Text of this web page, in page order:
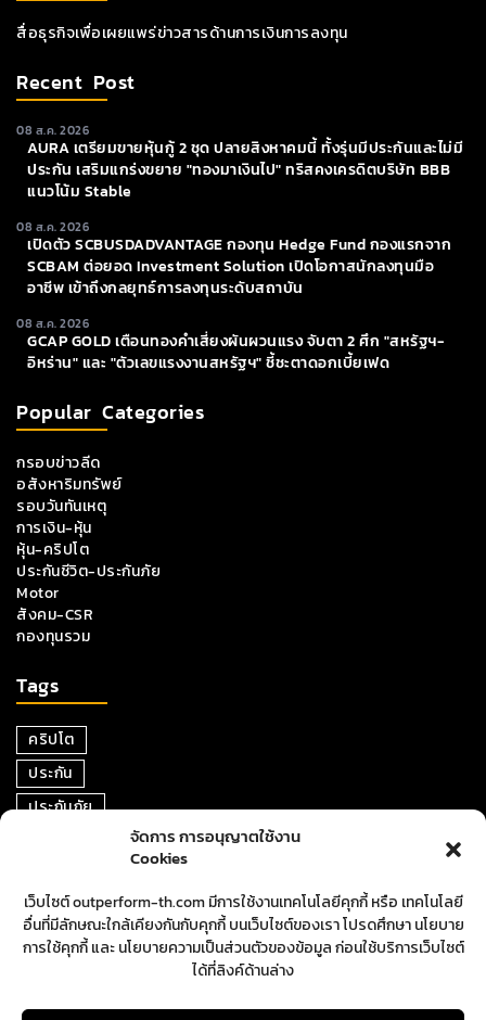
จัดการ การอนุญาตใช้งาน
Cookies
เว็บไซต์ outperform-th.com มีการใช้งานเทคโนโลยีคุกกี้ หรือ เทคโนโลยี
อื่นที่มีลักษณะใกล้เคียงกันกับคุกกี้ บนเว็บไซต์ของเรา โปรดศึกษา นโยบาย
การใช้คุกกี้ และ นโยบายความเป็นส่วนตัวของข้อมูล ก่อนใช้บริการเว็บไซต์
ได้ที่ลิงค์ด้านล่าง
สื่อธุรกิจเพื่อเผยแพร่ข่าวสารด้านการเงินการลงทุน
Recent Post
08 ส.ค. 2026
AURA เตรียมขายหุ้นกู้ 2 ชุด ปลายสิงหาคมนี้ ทั้งรุ่นมีประกันและไม่มี
ประกัน เสริมแกร่งขยาย "ทองมาเงินไป" ทริสคงเครดิตบริษัท BBB
แนวโน้ม Stable
08 ส.ค. 2026
เปิดตัว SCBUSDADVANTAGE กองทุน Hedge Fund กองแรกจาก
SCBAM ต่อยอด Investment Solution เปิดโอกาสนักลงทุนมือ
อาชีพ เข้าถึงกลยุทธ์การลงทุนระดับสถาบัน
08 ส.ค. 2026
GCAP GOLD เตือนทองคำเสี่ยงผันผวนแรง จับตา 2 ศึก "สหรัฐฯ-
อิหร่าน" และ "ตัวเลขแรงงานสหรัฐฯ" ชี้ชะตาดอกเบี้ยเฟด
Popular Categories
กรอบข่าวลีด
อสังหาริมทรัพย์
รอบวันทันเหตุ
การเงิน-หุ้น
หุ้น-คริปโต
ประกันชีวิต-ประกันภัย
Motor
สังคม-CSR
กองทุนรวม
Tags
คริปโต
ประกัน
ประกันภัย
ตราสารหนี้
อสังหาริมทรัพย์
ตลาดหุ้น